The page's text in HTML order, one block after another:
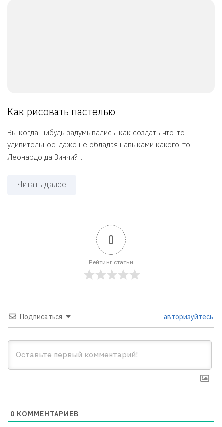
Как рисовать пастелью
Вы когда-нибудь задумывались, как создать что-то
удивительное, даже не обладая навыками какого-то
Леонардо да Винчи? ...
Читать далее
0
Рейтинг статьи
Подписаться авторизуйтесь
0 КОММЕНТАРИЕВ